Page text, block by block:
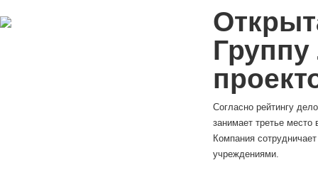
Согласно рейтингу
занимает третье
Компания
учреждениями.